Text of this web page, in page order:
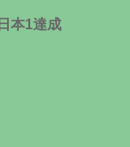
本1達成